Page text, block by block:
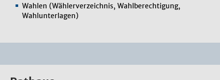
Wahlen (Wählerverzeichnis, Wahlberechtigung,
Wahlunterlagen)